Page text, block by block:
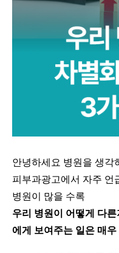
안녕하세요 병원을 생각
피부과광고에서 자주 언
병원이 많을 수록
우리 병원이 어떻게 다
에게 보여주는 일은 매우